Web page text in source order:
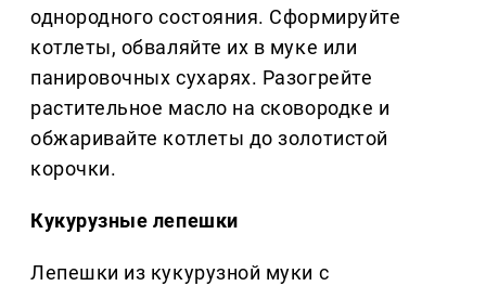
однородного состояния. Сформируйте
котлеты, обваляйте их в муке или
панировочных сухарях. Разогрейте
растительное масло на сковородке и
обжаривайте котлеты до золотистой
корочки.
Кукурузные лепешки
Лепешки из кукурузной муки с